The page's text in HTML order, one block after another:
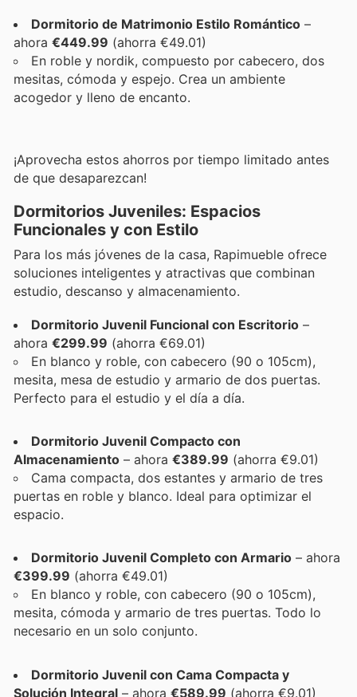
Dormitorio de Matrimonio Estilo Romántico –
ahora €449.99 (ahorra €49.01)
En roble y nordik, compuesto por cabecero, dos
mesitas, cómoda y espejo. Crea un ambiente
acogedor y lleno de encanto.
¡Aprovecha estos ahorros por tiempo limitado antes
de que desaparezcan!
Dormitorios Juveniles: Espacios
Funcionales y con Estilo
Para los más jóvenes de la casa, Rapimueble ofrece
soluciones inteligentes y atractivas que combinan
estudio, descanso y almacenamiento.
Dormitorio Juvenil Funcional con Escritorio –
ahora €299.99 (ahorra €69.01)
En blanco y roble, con cabecero (90 o 105cm),
mesita, mesa de estudio y armario de dos puertas.
Perfecto para el estudio y el día a día.
Dormitorio Juvenil Compacto con
Almacenamiento – ahora €389.99 (ahorra €9.01)
Cama compacta, dos estantes y armario de tres
puertas en roble y blanco. Ideal para optimizar el
espacio.
Dormitorio Juvenil Completo con Armario – ahora
€399.99 (ahorra €49.01)
En blanco y roble, con cabecero (90 o 105cm),
mesita, cómoda y armario de tres puertas. Todo lo
necesario en un solo conjunto.
Dormitorio Juvenil con Cama Compacta y
Solución Integral – ahora €589.99 (ahorra €9.01)